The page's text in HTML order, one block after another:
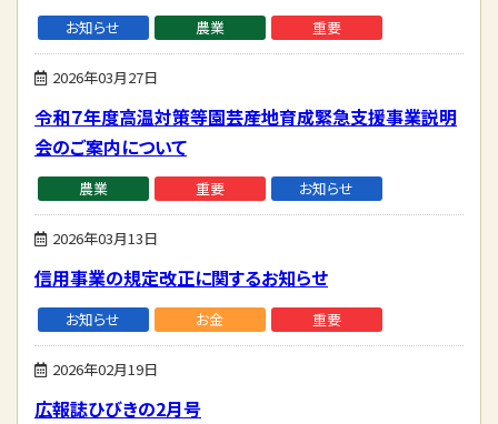
お知らせ 農業 重要
2026年03月27日
令和７年度高温対策等園芸産地育成緊急支援事業説明
会のご案内について
農業 重要 お知らせ
2026年03月13日
信用事業の規定改正に関するお知らせ
お知らせ お金 重要
2026年02月19日
広報誌ひびきの2月号